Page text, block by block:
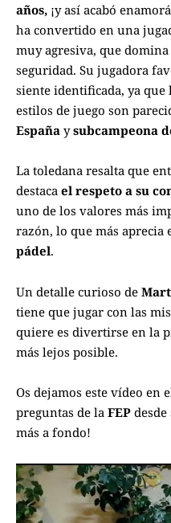
años, ¡y así acabó
ha convertido en una
muy agresiva, que
seguridad. Su jugadora
siente identificada, ya que
estilos de juego son
España ysubcampeona
La toledana resalta que
destaca el respeto a su
uno de los valores más
razón, lo que más aprecia
pádel.
Un detalle curioso de
tiene que jugar con las
quiere es divertirse en la
más lejos posible.
Os dejamos este vídeo en
preguntas de la FEP desde
más a fondo!